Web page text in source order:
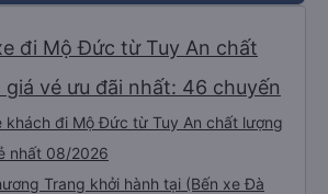
đi Mộ Đức từ Tuy An chất
vé ưu đãi nhất: 46 chuyến
khách đi Mộ Đức từ Tuy An chất lượng
nhất 08/2026
Trang khởi hành tại (Bến xe Đà